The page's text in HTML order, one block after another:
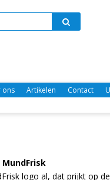
ons Artikelen Contact
logo al, dat prijkt op